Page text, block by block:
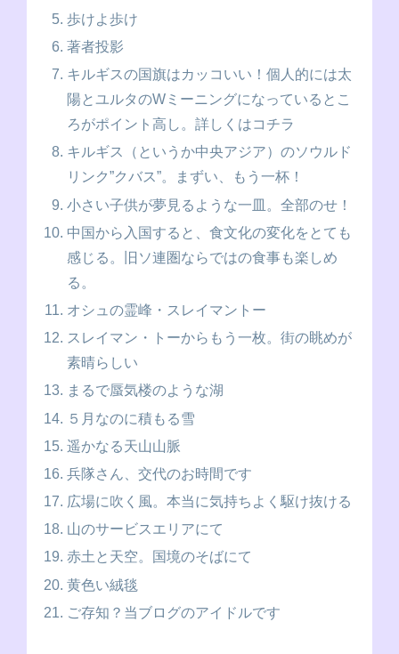
歩けよ歩け
著者投影
キルギスの国旗はカッコいい！個人的には太
陽とユルタのWミーニングになっているとこ
ろがポイント高し。詳しくはコチラ
キルギス（というか中央アジア）のソウルド
リンク”クバス”。まずい、もう一杯！
小さい子供が夢見るような一皿。全部のせ！
中国から入国すると、食文化の変化をとても
感じる。旧ソ連圏ならではの食事も楽しめ
る。
オシュの霊峰・スレイマントー
スレイマン・トーからもう一枚。街の眺めが
素晴らしい
まるで蜃気楼のような湖
５月なのに積もる雪
遥かなる天山山脈
兵隊さん、交代のお時間です
広場に吹く風。本当に気持ちよく駆け抜ける
山のサービスエリアにて
赤土と天空。国境のそばにて
黄色い絨毯
ご存知？当ブログのアイドルです